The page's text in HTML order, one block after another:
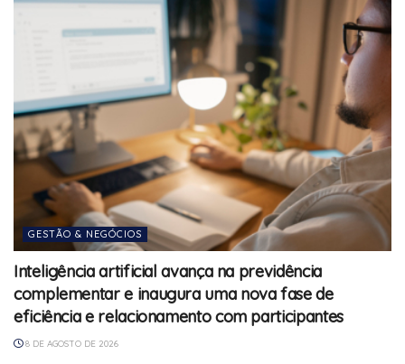
GESTÃO & NEGÓCIOS
Inteligência artificial avança na previdência
complementar e inaugura uma nova fase de
eficiência e relacionamento com participantes
8 DE AGOSTO DE 2026